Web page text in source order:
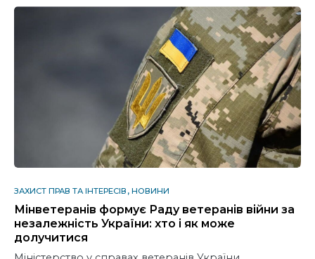
ЗАХИСТ ПРАВ ТА ІНТЕРЕСІВ НОВИНИ
Мінветеранів формує Раду ветеранів війни за
незалежність України: хто і як може
долучитися